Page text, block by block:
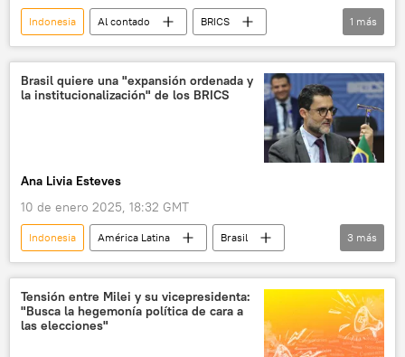
Indonesia Al contado
BRICS
📰 Ampliación de los BRICS
1 más
Brasil quiere una "expansión ordenada y
la institucionalización" de los BRICS
Ana Livia Esteves
10 de enero 2025, 18:32 GMT
Indonesia América Latina
Brasil
BRICS
📰 Ampliación de los BRICS
💬 Opinión y Análisis
3 más
Tensión entre Milei y su vicepresidenta:
"Busca la hegemonía política de cara a
las elecciones"